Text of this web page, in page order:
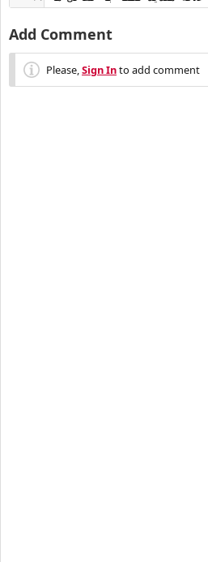
Add Comment
Please,Sign Into add comment